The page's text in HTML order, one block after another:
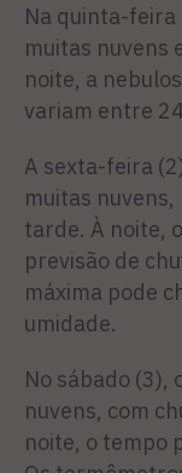
Na quinta-feira
muitas nuvens
noite, a
variam entre
A sexta-feira
muitas nuvens,
tarde. À noite,
previsão de
máxima pode
umidade.
No sábado (3),
nuvens, com
noite, o tempo